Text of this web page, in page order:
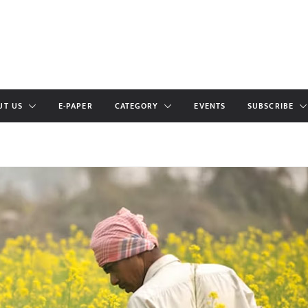
US E-PAPER CATEGORY EVENTS SUBSCRIBE